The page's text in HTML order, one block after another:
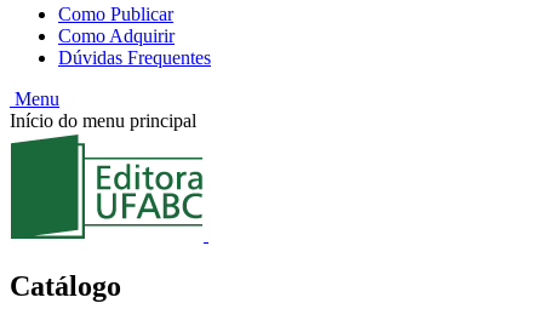
Como Publicar
Como Adquirir
Dúvidas Frequentes
Menu
Início do menu principal
Catálogo